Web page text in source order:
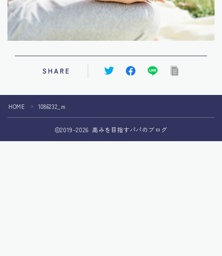
SHARE
HOME ＞ 1086232_m
2019–2026 高みを目指すパパのブログ